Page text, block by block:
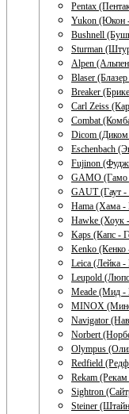
Pentax
Yukon (Юкон
Bushnell
Sturman
Alpen
Blaser
Breaker
Carl Zeiss
Combat
Dicom
Eschenbach
Fujinon
GAMO (Гамо
GAUT (Гаут -
Hama (Хама -
Hawke (Хоук
Kaps (Капс -
Kenko (Кенко
Leica (Лейка -
Leupold
Meade (Мид -
MINOX
Navigator
Norbert
Olympus
Redfield
Rekam
Sightron
Steiner